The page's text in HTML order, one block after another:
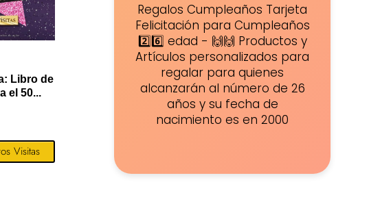
Libro de
el 50...
Visitas
Regalos Cumpleaños Tarjeta
Felicitación para Cumpleaños
2️⃣6️⃣ edad - 🙌🙌 Productos y
Artículos personalizados para
regalar para quienes
alcanzarán al número de 26
años y su fecha de
nacimiento es en 2000